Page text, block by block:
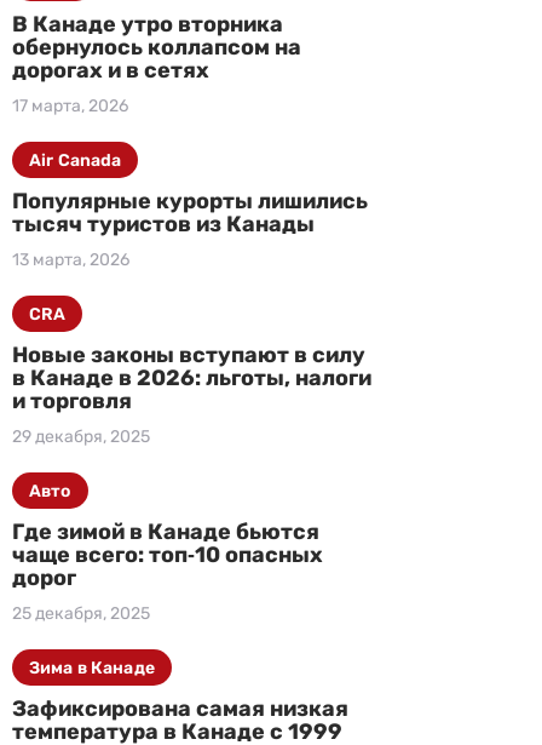
В Канаде утро вторника
обернулось коллапсом на
дорогах и в сетях
17 марта, 2026
Популярные курорты лишились
тысяч туристов из Канады
13 марта, 2026
Air Canada
Новые законы вступают в силу
в Канаде в 2026: льготы, налоги
и торговля
29 декабря, 2025
CRA
Где зимой в Канаде бьются
чаще всего: топ‑10 опасных
дорог
25 декабря, 2025
Авто
Зафиксирована самая низкая
температура в Канаде с 1999
Зима в Канаде